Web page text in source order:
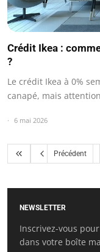
Crédit Ikea :
?
Le crédit Ikea à 0%
canapé, mais
6 mai 2026
Précédent
NEWSLETTER
Inscrivez-vous
dans votre boîte